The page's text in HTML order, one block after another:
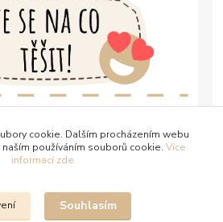
cookie. Dalším procházením webu
používáním souborů cookie. Více
informací zde
Souhlasím